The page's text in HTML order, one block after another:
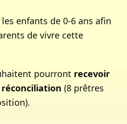
enfants de 0-6 ans afin
de vivre cette
pourront recevoir
(8 prêtres